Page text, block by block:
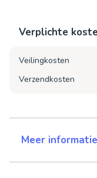
Verplichte
Veilingkosten
Verzendkosten
Meer informatie